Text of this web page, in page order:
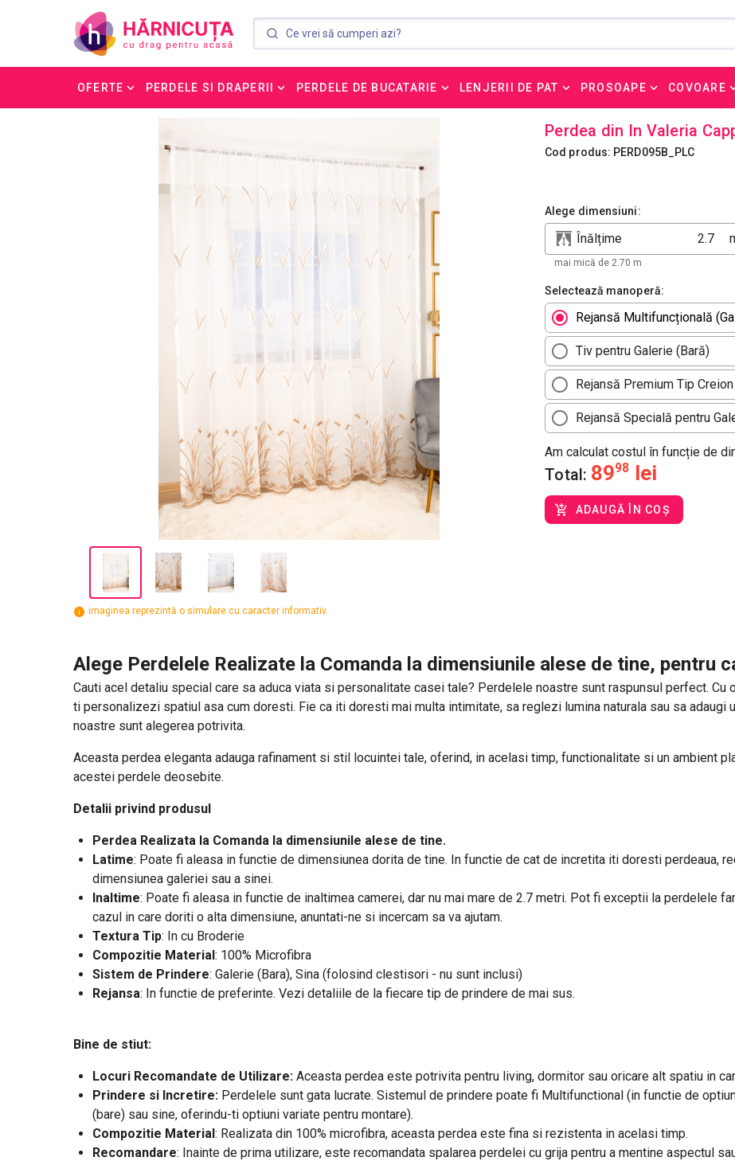
OFERTE PERDELE SI DRAPERII PERDELE DE BUCATARIE LENJERII DE PAT PROSOAPE COVOARE
imaginea reprezintă o simulare cu caracter informativ.
Perdea din In Valeria
Cod produs: PERD095B_PLC
Alege dimensiuni:
Înălțime
mai mică de 2.70 m
Selectează manoperă:
Rejansă Multifuncțională
Tiv pentru Galerie (Bară)
Rejansă Premium Tip
Rejansă Specială pentru
Am calculat costul în funcție de
Total: 8998 lei
ADAUGĂ ÎN COȘ
Alege Perdelele Realizate la Comanda la dimensiunile alese de tine, pentru
Cauti acel detaliu special care sa aduca viata si personalitate casei tale? Perdelele noastre sunt raspunsul perfect. Cu
ti personalizezi spatiul asa cum doresti. Fie ca iti doresti mai multa intimitate, sa reglezi lumina naturala sau sa adaugi
noastre sunt alegerea potrivita.
Aceasta perdea eleganta adauga rafinament si stil locuintei tale, oferind, in acelasi timp, functionalitate si un ambient
acestei perdele deosebite.
Detalii privind produsul
Perdea Realizata la Comanda la dimensiunile alese de tine.
Latime: Poate fi aleasa in functie de dimensiunea dorita de tine. In functie de cat de incretita iti doresti perdeaua,
dimensiunea galeriei sau a sinei.
Inaltime: Poate fi aleasa in functie de inaltimea camerei, dar nu mai mare de 2.7 metri. Pot fi exceptii la perdelele
cazul in care doriti o alta dimensiune, anuntati-ne si incercam sa va ajutam.
Textura Tip: In cu Broderie
Compozitie Material: 100% Microfibra
Sistem de Prindere: Galerie (Bara), Sina (folosind clestisori - nu sunt inclusi)
Rejansa: In functie de preferinte. Vezi detaliile de la fiecare tip de prindere de mai sus.
Bine de stiut:
Locuri Recomandate de Utilizare: Aceasta perdea este potrivita pentru living, dormitor sau oricare alt spatiu in
Prindere si Incretire: Perdelele sunt gata lucrate. Sistemul de prindere poate fi Multifunctional (in functie de
(bare) sau sine, oferindu-ti optiuni variate pentru montare).
Compozitie Material: Realizata din 100% microfibra, aceasta perdea este fina si rezistenta in acelasi timp.
Recomandare: Inainte de prima utilizare, este recomandata spalarea perdelei cu grija pentru a mentine aspectul